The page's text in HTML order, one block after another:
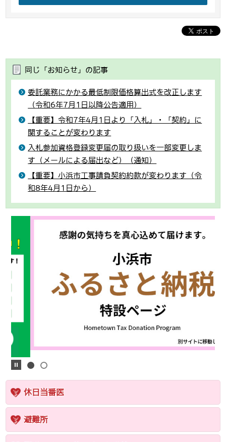
同じ「お知らせ」の記事
委託業務にかかる最低制限価格算出式を改正します
（令和6年7月1日以降公告適用）
【重要】令和7年4月1日より「入札」・「契約」に
関することが変わります
入札参加資格登録変更届の取り扱いを一部変更しま
す（メールによる届出など）（通知）
【重要】小浜市工事請負契約約款が変わります（令
和8年4月1日から）
休日当番医
避難所